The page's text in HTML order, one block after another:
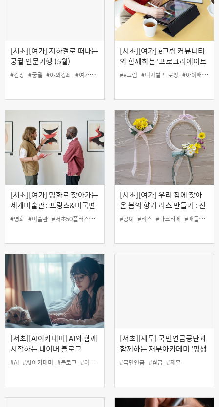
[서초][여가] 지하철로 떠나는
궁궐 인문기행 (5월)
#감상 #궁궐 #야외강좌 #여가 #인생설계 #해설
[서초][여가] e그림 커뮤니티
와 함께하는 '프로크리에이트
로 레더 코스터 만들기'
#e그림 #디지털 드로잉 #아이패드
[서초][여가] 명화로 찾아가는
세계미술관 : 프랑스&미국편
#명화 #미술관 #서초50플러스센터 #인생설계
[서초][여가] 우리 집에 찾아
온 봄의 향기 리스 만들기 : 전
통매듭 & 마크라메 공예
#공예 #리스 #마크라메 #매듭 #봄
[서초][AI아카데미] AI와 함께
시작하는 네이버 블로그
#AI #AI아카데미 #블로그 #여가 #인생설계
[서초][재무] 국민연금공단과
함께하는 재무아카데미 '평생
월급 프로젝트'
#국민연금 #월급 #재무